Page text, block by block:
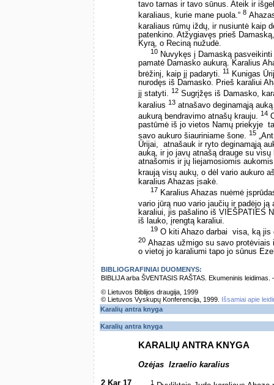
tavo tarnas ir tavo sūnus. Ateik ir
karaliaus, kurie mane puola.“ 8
karaliaus rūmų iždų, ir nusiuntė kaip
patenkino. Atžygiavęs prieš
Kyrą, o Reciną nužudė.
10 Nuvykęs į Damaską
pamatė Damasko aukurą. Karalius
brėžinį, kaip jį padaryti. 11
Kunigas
nurodęs iš Damasko. Prieš karaliui
jį statyti. 12 Sugrįžęs iš Damasko,
karalius 13 atnašavo deginamąją
aukurą bendravimo atnašų krauju. 14
pastūmė iš jo vietos Namų priekyje
savo aukuro šiauriniame šone. 15
Ūrijai, ­ atnašauk ir ryto deginamąją
auką, ir jo javų atnašą drauge su
atnašomis ir jų liejamosiomis
kraują visų aukų, o dėl vario aukuro
karalius Ahazas įsakė.
17 Karalius Ahazas nuėmė
vario jūrą nuo vario jaučių ir padėjo
karaliui, jis pašalino iš VIEŠPATIES
iš lauko, įrengtą karaliui.
19 O kiti Ahazo darbai ­ visa, ką jis
20 Ahazas užmigo su savo
o vietoj jo karaliumi tapo jo sūnus
BIBLIOGRAFINIAI DUOMENYS:
BIBLIJA arba ŠVENTASIS RAŠTAS. Ekumeninis
© Lietuvos Biblijos draugija, 1999
© Lietuvos Vyskupų Konferencija, 1999.
Išsamiai apie
Karalių antra knyga
Karalių antra knyga
KARALIŲ ANTRA KNYGA
Ozėjas ­ Izraelio karalius
2 Kar 17 1